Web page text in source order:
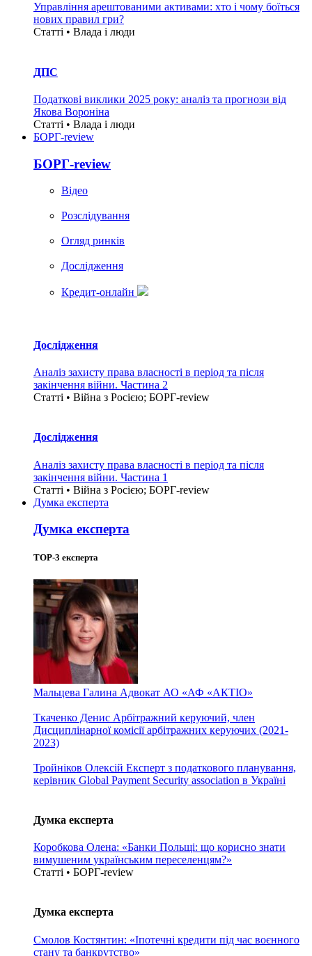
Управління арештованими активами: хто і чому боїться
нових правил гри?
Статті • Влада i люди
ДПС
Податкові виклики 2025 року: аналіз та прогнози від
Якова Вороніна
Статті • Влада i люди
БОРГ-review
БОРГ-review
Вiдео
Розслідування
Огляд ринків
Дослідження
Кредит-онлайн
Дослідження
Аналіз захисту права власності в період та після
закінчення війни. Частина 2
Статті • Війна з Росією; БОРГ-review
Дослідження
Аналіз захисту права власності в період та після
закінчення війни. Частина 1
Статті • Війна з Росією; БОРГ-review
Думка експерта
Думка експерта
TOP-3 експерта
Мальцева Галина Адвокат АО «АФ «АКТІО»
Ткаченко Денис Арбітражний керуючий, член
Дисциплінарної комісії арбітражних керуючих (2021-
2023)
Тройніков Олексій Експерт з податкового планування,
керівник Global Payment Security association в Україні
Думка експерта
Коробкова Олена: «Банки Польщі: що корисно знати
вимушеним українським переселенцям?»
Статті • БОРГ-review
Думка експерта
Смолов Костянтин: «Іпотечні кредити під час воєнного
стану та банкрутство»